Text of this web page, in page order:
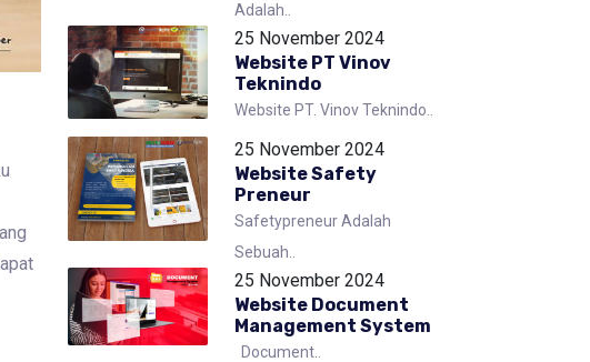
Adalah..
25 November 2024
Website PT Vinov
Teknindo
Website PT. Vinov Teknindo..
25 November 2024
Website Safety
Preneur
Safetypreneur Adalah
Sebuah..
25 November 2024
Website Document
Management System
Document..